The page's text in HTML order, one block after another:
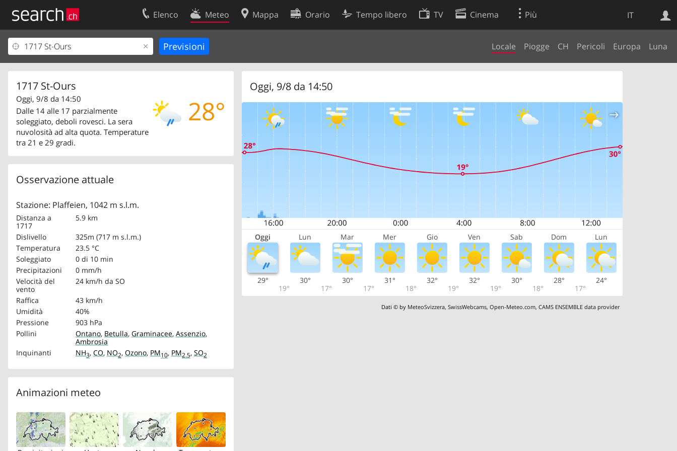
IT
Elenco Meteo Mappa Orario Tempo libero TV Cinema Più
Locale Piogge CH Pericoli Europa Luna
1717 St-Ours
28°
Oggi, 9/8 da 14:50
Dalle 14 alle 17 parzialmente
soleggiato, deboli rovesci. La sera
nuvolosità ad alta quota. Temperature
tra 21 e 29 gradi.
Osservazione attuale
Stazione: Plaffeien, 1042 m s.l.m.
Distanza a
1717
5.9 km
Dislivello
325m (717 m s.l.m.)
Temperatura
23.5 °C
Soleggiato
0 di 10 min
Precipitazioni
0 mm/h
Velocità del
vento
24 km/h da SO
Raffica
43 km/h
Umidità
40%
Pressione
903 hPa
Pollini
Ontano, Betulla, Graminacee, Assenzio,
Ambrosia
Inquinanti
NH3, CO, NO2, Ozono, PM10, PM2.5, SO2
Animazioni meteo
Oggi, 9/8 da 14:50
Oggi Lun Mar Mer Gio Ven Sab Dom Lun
29°
19°
30°
17°
30°
17°
31°
18°
32°
19°
32°
19°
30°
18°
28°
17°
24°
Dati © by MeteoSvizzera,SwissWebcams,Open-Meteo.com,CAMS ENSEMBLE data provider
Ricerca Web
Il vostro profolio
Area clienti
Contatti
Condizioni d’uso
Preferenze cookie